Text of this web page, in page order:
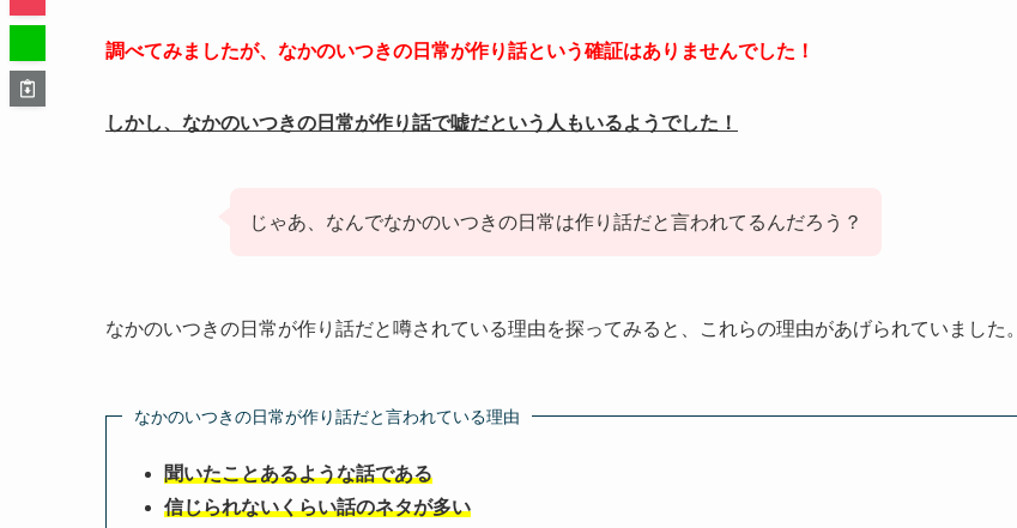
調べてみましたが、なかのいつきの日常が作り話という確証はありませんでした！
しかし、なかのいつきの日常が作り話で嘘だという人もいるようでした！
じゃあ、なんでなかのいつきの日常は作り話だと言われてるんだろう？
なかのいつきの日常が作り話だと噂されている理由を探ってみると、これらの理由があげられていました。
なかのいつきの日常が作り話だと言われている理由
聞いたことあるような話である
信じられないくらい話のネタが多い